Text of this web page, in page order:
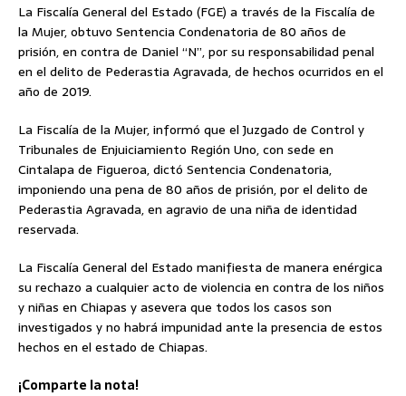
La Fiscalía General del Estado (FGE) a través de la Fiscalía de
la Mujer, obtuvo Sentencia Condenatoria de 80 años de
prisión, en contra de Daniel “N”, por su responsabilidad penal
en el delito de Pederastia Agravada, de hechos ocurridos en el
año de 2019.
La Fiscalía de la Mujer, informó que el Juzgado de Control y
Tribunales de Enjuiciamiento Región Uno, con sede en
Cintalapa de Figueroa, dictó Sentencia Condenatoria,
imponiendo una pena de 80 años de prisión, por el delito de
Pederastia Agravada, en agravio de una niña de identidad
reservada.
La Fiscalía General del Estado manifiesta de manera enérgica
su rechazo a cualquier acto de violencia en contra de los niños
y niñas en Chiapas y asevera que todos los casos son
investigados y no habrá impunidad ante la presencia de estos
hechos en el estado de Chiapas.
¡Comparte la nota!